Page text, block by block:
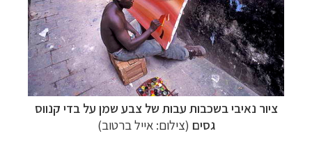
ציור נאיבי בשכבות עבות של צבע שמן על בדי קנווס
גסים (צילום: אייל ברטוב)